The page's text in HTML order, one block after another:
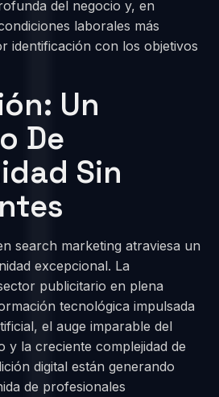
del negocio y, en
laborales más
identificación con los objetivos
Un
De
Sin
search marketing atraviesa un
excepcional. La
publicitario en plena
tecnológica impulsada
el auge imparable del
y la creciente complejidad de
digital están generando
de profesionales